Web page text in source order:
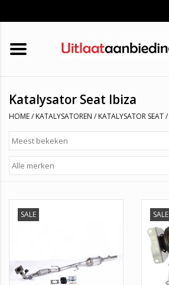
HOME
KATALYSATOREN
UNIVERSELE UITLAATDELEN
Katalysator Seat Ibiza
HOME/ KATALYSATOREN / KATALYSATOR SEAT/
SALE SALE